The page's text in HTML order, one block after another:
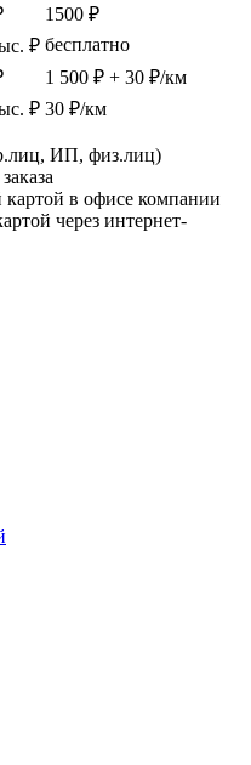
1500 ₽
₽ бесплатно
1 500 ₽ + 30 ₽/км
₽ 30 ₽/км
ИП, физ.лиц)
в офисе компании
через интернет-